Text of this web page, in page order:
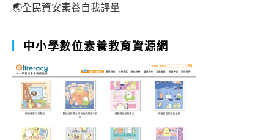
🌏全民資安素養自我評量
中小學數位素養教育資源網